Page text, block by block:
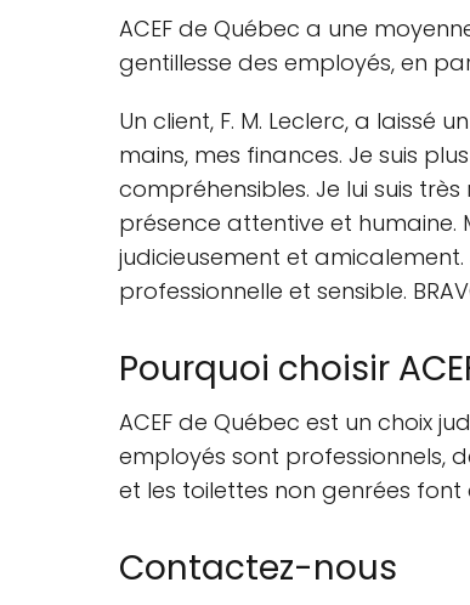
ACEF de Québec a une
gentillesse des employés, en
Un client, F. M. Leclerc, a laissé
mains, mes finances. Je suis
compréhensibles. Je lui suis
présence attentive et humaine.
judicieusement et
professionnelle et sensible. BRAVO
Pourquoi choisir
ACEF de Québec est un choix
employés sont professionnels,
et les toilettes non genrées font
Contactez-nous